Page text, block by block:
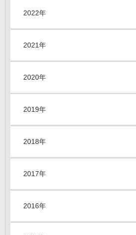
2022年
2021年
2020年
2019年
2018年
2017年
2016年